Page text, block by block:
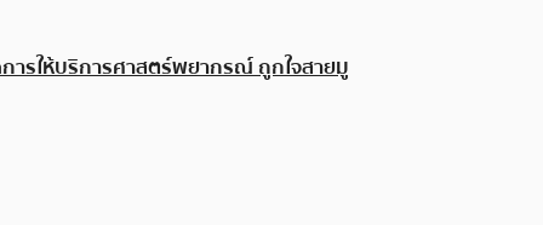
ารให้บริการศาสตร์พยากรณ์ ถูกใจสายมู